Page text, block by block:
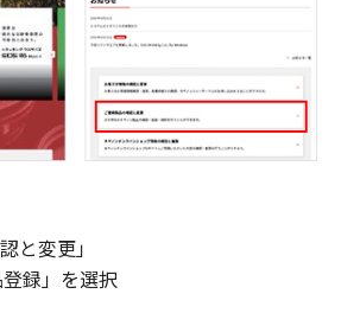
と変更」
録」を選択